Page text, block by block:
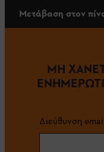
Μετάβαση στον
ΜΗ
Διεύθυνση